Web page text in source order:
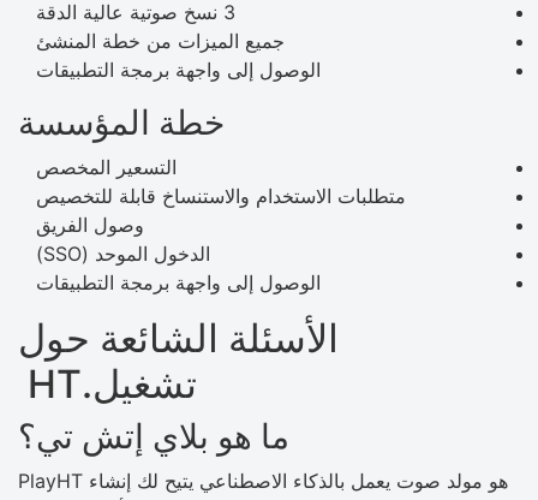
3 نسخ صوتية عالية الدقة
جميع الميزات من خطة المنشئ
الوصول إلى واجهة برمجة التطبيقات
خطة المؤسسة
التسعير المخصص
متطلبات الاستخدام والاستنساخ قابلة للتخصيص
وصول الفريق
الدخول الموحد (SSO)
الوصول إلى واجهة برمجة التطبيقات
الأسئلة الشائعة حول
تشغيل.HT
ما هو بلاي إتش تي؟
PlayHT هو مولد صوت يعمل بالذكاء الاصطناعي يتيح لك إنشاء